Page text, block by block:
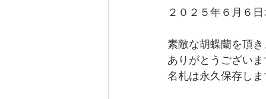
２０２５年６月６
素敵な胡蝶蘭を頂
ありがとうござい
名札は永久保存しま